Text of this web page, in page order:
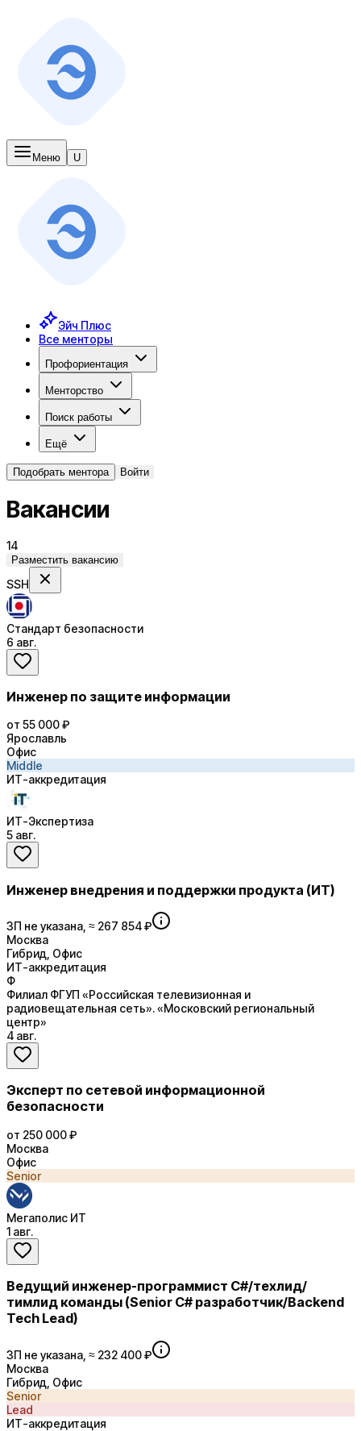
Меню U
Эйч Плюс
Все менторы
Профориентация
Менторство
Поиск работы
Ещё
Подобрать ментора Войти
Вакансии
14
Разместить вакансию
SSH
Стандарт безопасности
6 авг.
Инженер по защите информации
от 55 000 ₽
Ярославль
Офис
Middle
ИТ-аккредитация
ИТ-Экспертиза
5 авг.
Инженер внедрения и поддержки продукта (ИТ)
ЗП не указана, ≈ 267 854 ₽
Москва
Гибрид, Офис
ИТ-аккредитация
Ф
Филиал ФГУП «Российская телевизионная и
радиовещательная сеть». «Московский региональный
центр»
4 авг.
Эксперт по сетевой информационной
безопасности
от 250 000 ₽
Москва
Офис
Senior
Мегаполис ИТ
1 авг.
Ведущий инженер-программист С#/техлид/
тимлид команды (Senior C# разработчик/Backend
Tech Lead)
ЗП не указана, ≈ 232 400 ₽
Москва
Гибрид, Офис
Senior
Lead
ИТ-аккредитация